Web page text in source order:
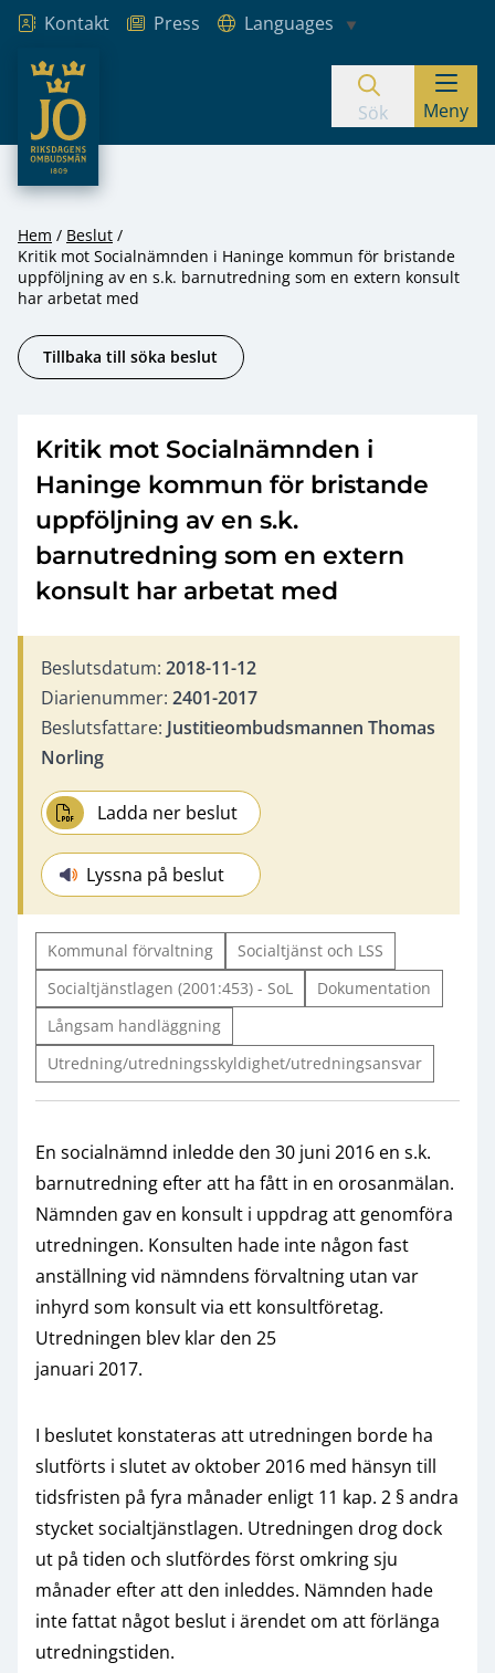
Hoppa till innehåll
Kontakt Press
Languages
JO – Riksdagens Ombudsmän
Sök Meny
Hem
Beslut
Kritik mot Socialnämnden i Haninge kommun för bristande
uppföljning av en s.k. barnutredning som en extern konsult
har arbetat med
Tillbaka till söka beslut
Kritik mot Socialnämnden i
Haninge kommun för bristande
uppföljning av en s.k.
barnutredning som en extern
konsult har arbetat med
Beslutsdatum: 2018-11-12
Diarienummer: 2401-2017
Beslutsfattare: Justitieombudsmannen Thomas
Norling
Ladda ner beslut
Lyssna på beslut
Kommunal förvaltning
Socialtjänst och LSS
Socialtjänstlagen (2001:453) - SoL
Dokumentation
Långsam handläggning
Utredning/utredningsskyldighet/utredningsansvar
En socialnämnd inledde den 30 juni 2016 en s.k.
barnutredning efter att ha fått in en orosanmälan.
Nämnden gav en konsult i uppdrag att genomföra
utredningen. Konsulten hade inte någon fast
anställning vid nämndens förvaltning utan var
inhyrd som konsult via ett konsultföretag.
Utredningen blev klar den 25
januari 2017.
I beslutet konstateras att utredningen borde ha
slutförts i slutet av oktober 2016 med hänsyn till
tidsfristen på fyra månader enligt 11 kap. 2 § andra
stycket socialtjänstlagen. Utredningen drog dock
ut på tiden och slutfördes först omkring sju
månader efter att den inleddes. Nämnden hade
inte fattat något beslut i ärendet om att förlänga
utredningstiden.